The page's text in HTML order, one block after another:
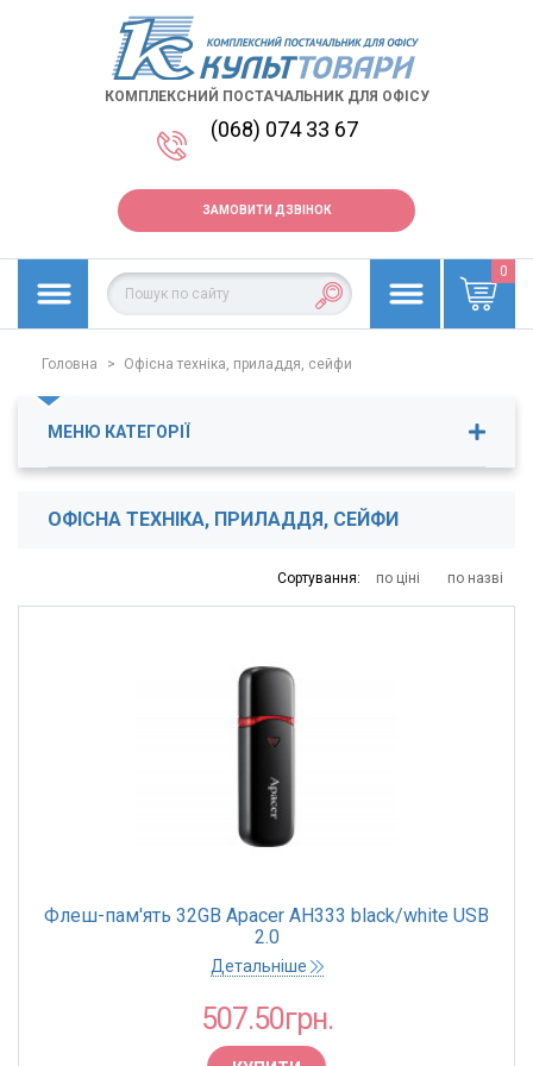
КОМПЛЕКСНИЙ ПОСТАЧАЛЬНИК ДЛЯ ОФІСУ
(068) 074 33 67
ЗАМОВИТИ ДЗВІНОК
0
Головна > Офісна техніка, приладдя, сейфи
МЕНЮ КАТЕГОРІЇ
Брошурувальники
Детектори та лічильниики банкнот
Бокси для грошей,ключів,брелки
Диски дискети
Засоби для чищення оргтехніки
ОФІСНА ТЕХНІКА, ПРИЛАДДЯ, СЕЙФИ
Сортування: по ціні по назві
Флеш-пам'ять 32GB Apacer AH333 black/white USB
2.0
Детальніше
507.50грн.